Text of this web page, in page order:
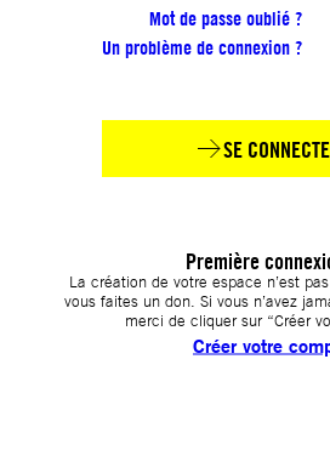
Mot de passe oublié ?
Un problème de connexion ?
SE
Première
La création de votre espace n’est
vous faites un don. Si vous n’avez
merci de cliquer sur “Créer
Créer votre